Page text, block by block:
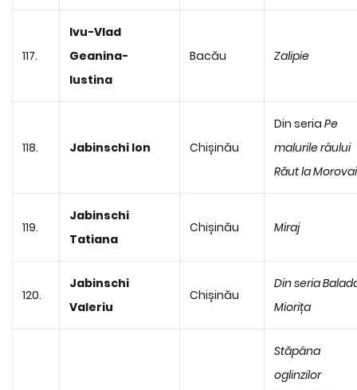
117.
Ivu-Vlad
Geanina-
Iustina
Bacău Zalipie
118. Jabinschi Ion Chișinău
Din seria Pe
malurile râului
Răut la
119.
Jabinschi
Tatiana
Chișinău Miraj
120.
Jabinschi
Valeriu
Chișinău
Din seria
Miorița
Stăpâna
oglinzilor